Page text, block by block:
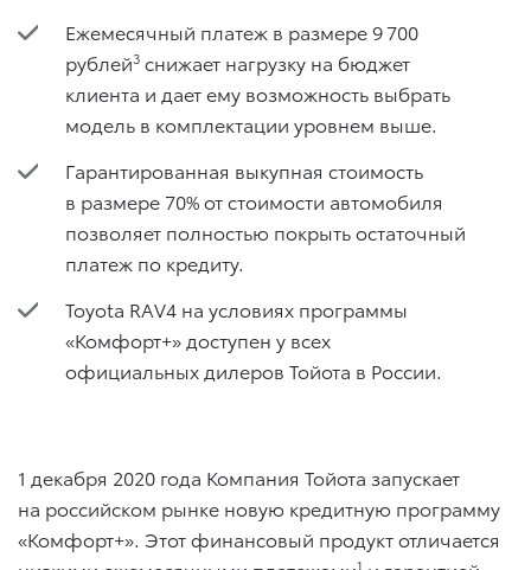
Ежемесячный платеж в размере 9 700
рублей3 снижает нагрузку на бюджет
клиента и дает ему возможность выбрать
модель в комплектации уровнем выше.
Гарантированная выкупная стоимость
в размере 70% от стоимости автомобиля
позволяет полностью покрыть остаточный
платеж по кредиту.
Toyota RAV4 на условиях программы
«Комфорт+» доступен у всех
официальных дилеров Тойота в России.
1 декабря 2020 года Компания Тойота запускает
на российском рынке новую кредитную программу
«Комфорт+». Этот финансовый продукт отличается
1